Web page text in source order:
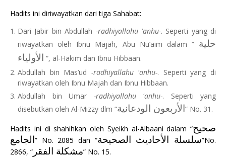
Hadits ini diriwayatkan dari tiga Sahabat:
Dari Jabir bin Abdullah -radhiyallahu 'anhu-. Seperti yang di
riwayatkan oleh Ibnu Majah, Abu Nu’aim dalam “ حلية
الأولياء “, al-Hakim dan Ibnu Hibbaan.
Abdullah bin Mas’ud -radhiyallahu 'anhu-. Seperti yang di
riwayatkan oleh Ibnu Majah dan Ibnu Hibbaan.
Abdullah bin Umar -radhiyallahu 'anhu-. Seperti yang
disebutkan oleh Al-Mizzy dlm “الأربعون الودعانية” No. 31.
Hadits ini di shahihkan oleh Syeikh al-Albaani dalam “صحيح
الجامع” No. 2085 dan “سلسلة الأحاديث الصحيحة”No.
2866, “ مشكلة الفقر” No. 15.